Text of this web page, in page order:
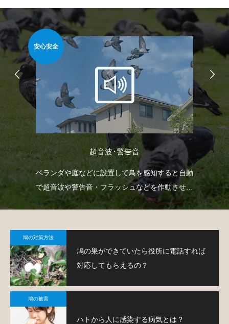
安心安全
超音波･警告音
ベランダや庭などに設置して鳥を感知すると自動
で超音波や警告音・フラッシュなどを作動させて
鳩の侵入を防ぐという装置です。
鳩の対策方法
鳩の巣ができていたら役所に電話すれば
対応してもらえるの？
鳩の被害
ハトから人に感染する病気とは？